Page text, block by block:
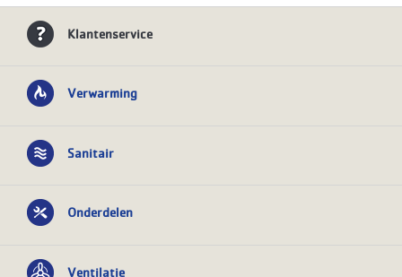
Klantenservice
Verwarming
Sanitair
Onderdelen
Ventilatie